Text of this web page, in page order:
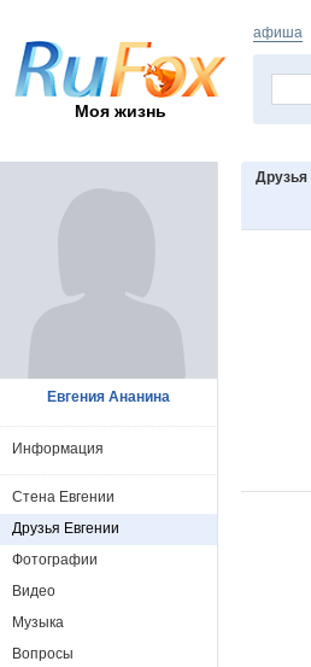
Моя жизнь
афиша
Друзья
Евгения Ананина
Информация
Стена Евгении
Друзья Евгении
Фотографии
Видео
Музыка
Вопросы